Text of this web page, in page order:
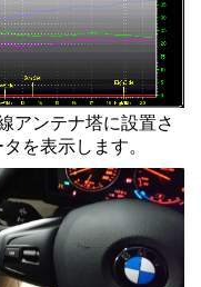
アンテナ塔に設置さ
を表示します。